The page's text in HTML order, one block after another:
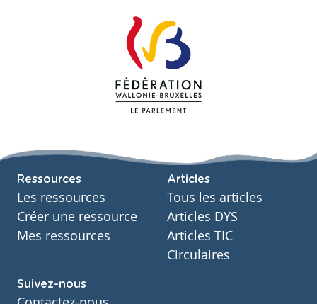
Ressources
Les ressources
Créer une ressource
Mes ressources
Articles
Tous les articles
Articles DYS
Articles TIC
Circulaires
Suivez-nous